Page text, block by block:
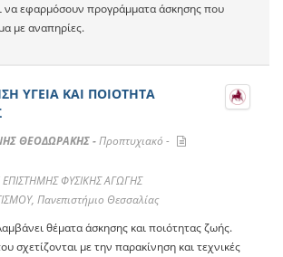
να εφαρμόσουν προγράμματα άσκησης που
με αναπηρίες.
ΥΓΕΙΑ ΚΑΙ ΠΟΙΟΤΗΤΑ
ΘΕΟΔΩΡΑΚΗΣ -Προπτυχιακό -
ΦΥΣΙΚΗΣ ΑΓΩΓΗΣ
Πανεπιστήμιο Θεσσαλίας
θέματα άσκησης και ποιότητας ζωής.
σχετίζονται με την παρακίνηση και τεχνικές